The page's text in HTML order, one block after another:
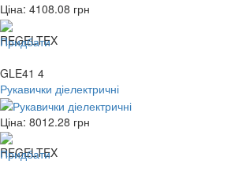
Ціна: 4108.08 грн
Придбати
GLE41 4
Рукавички діелектричні
Ціна: 8012.28 грн
Придбати